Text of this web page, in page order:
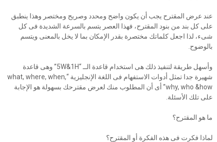
عند عرض المقترح يجب أن يكون واضح ومحدد وصريح ومختصر وهذا ينطبق
على كل بند من بنود المقترح، فهذا العصر يتسم بالسرعة الشديدة فى كل
شىء، لذا اجعل كلماتك مختصرة بقدر الإمكان بما لا يخل بالمعنى ويتسم
بالوضوح.
وأسهل طريقة لتنفيذ ذلك هى استخدام قاعدة الــ “5W&1H” وهى قاعدة
شهيرة جدا تمثل أدوات الاستفهام فى اللغة الإنجليزية “what, where, when,
why, who &how” أى أن المطلوب منك لعرض مقترحك بسهولة هو الإجابة
على تلك الأسئلة.
ما هو المقترح؟
لماذا فكرت فى هذه الفكرة أو المقترح؟